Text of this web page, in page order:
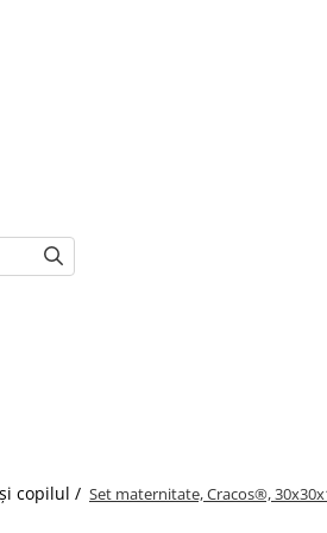
copilul / Set maternitate, Cracos®,